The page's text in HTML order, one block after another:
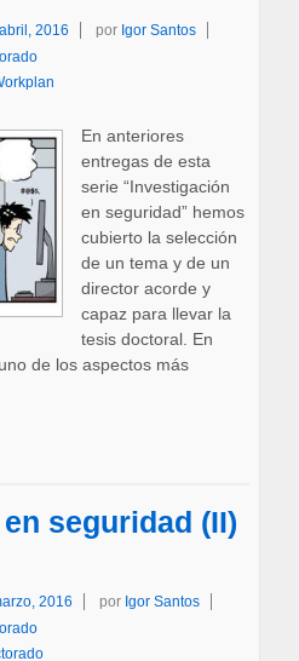
2016 por Igor Santos
En anteriores
entregas de esta
serie “Investigación
en seguridad” hemos
cubierto la selección
de un tema y de un
director acorde y
capaz para llevar la
tesis doctoral. En
de los aspectos más
seguridad (II)
2016 por Igor Santos